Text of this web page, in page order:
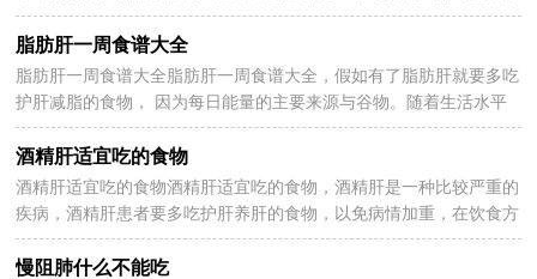
完全明确的肺部疾病，慢阻肺是非常严重的疾病，那么慢...
脂肪肝一周食谱大全
2023-01-21
脂肪肝一周食谱大全脂肪肝一周食谱大全，假如有了脂肪肝就要多吃
护肝减脂的食物， 因为每日能量的主要来源与谷物。随着生活水平
的提高，脂肪肝患者日益增加，以下分享脂肪肝一周食...
酒精肝适宜吃的食物
2023-01-21
酒精肝适宜吃的食物酒精肝适宜吃的食物，酒精肝是一种比较严重的
疾病，酒精肝患者要多吃护肝养肝的食物，以免病情加重，在饮食方
面上酒精肝患者可以吃一些食物来缓解自己的病情，那么...
慢阻肺什么不能吃